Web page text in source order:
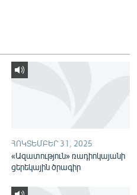
ՀՈԿՏԵՄԲԵՐ 31, 2025
«Ազատություն» ռադիոկայանի
ցերեկային ծրագիր